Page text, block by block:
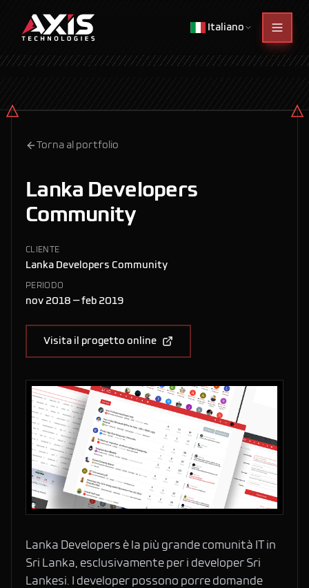
Italiano
Torna al portfolio
Lanka Developers
Community
CLIENTE
Lanka Developers Community
PERIODO
nov 2018 — feb 2019
Visita il progetto online
Lanka Developers è la più grande comunità IT in
Sri Lanka, esclusivamente per i developer Sri
Lankesi. I developer possono porre domande